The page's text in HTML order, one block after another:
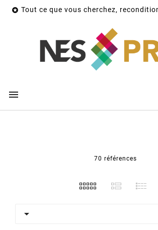
 Tout ce que vous cherchez,

70 références
